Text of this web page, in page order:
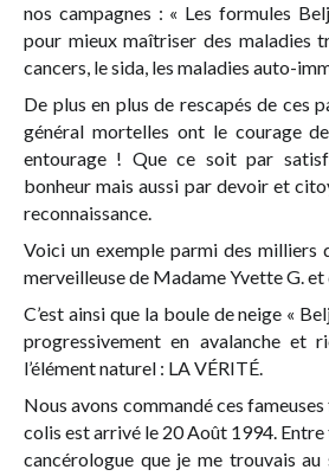
nos campagnes : « Les formules
pour mieux maîtriser des maladies
cancers, le sida, les maladies auto-
De plus en plus de rescapés de ces
général mortelles ont le courage
entourage ! Que ce soit par
bonheur mais aussi par devoir et
reconnaissance.
Voici un exemple parmi des milliers
merveilleuse de Madame Yvette G.
C’est ainsi que la boule de neige «
progressivement en avalanche et
l’élément naturel : LA VÉRITÉ.
Nous avons commandé ces
colis est arrivé le 20 Août 1994. Entre
cancérologue que je me trouvais